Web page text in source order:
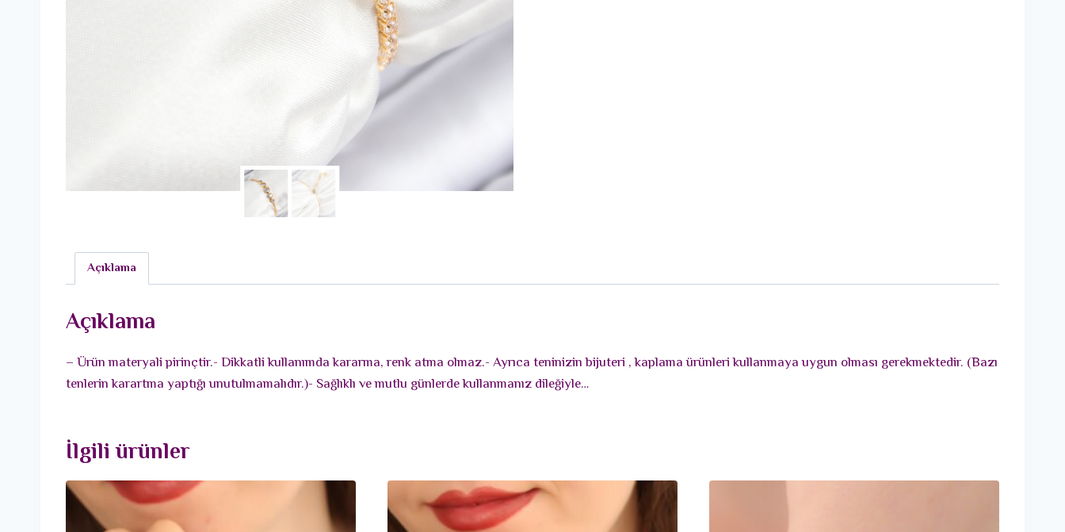
Açıklama
Açıklama
– Ürün materyali pirinçtir.- Dikkatli kullanımda kararma, renk atma olmaz.- Ayrıca teninizin bijuteri , kaplama ürünleri kullanmaya uygun olması gerekmektedir. (Bazı
tenlerin karartma yaptığı unutulmamalıdır.)- Sağlıklı ve mutlu günlerde kullanmanız dileğiyle…
İlgili ürünler